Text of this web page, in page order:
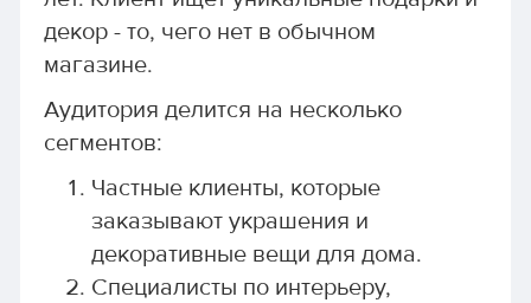
декор - то, чего нет в обычном
магазине.
Аудитория делится на несколько
сегментов:
Частные клиенты, которые
заказывают украшения и
декоративные вещи для дома.
Специалисты по интерьеру,